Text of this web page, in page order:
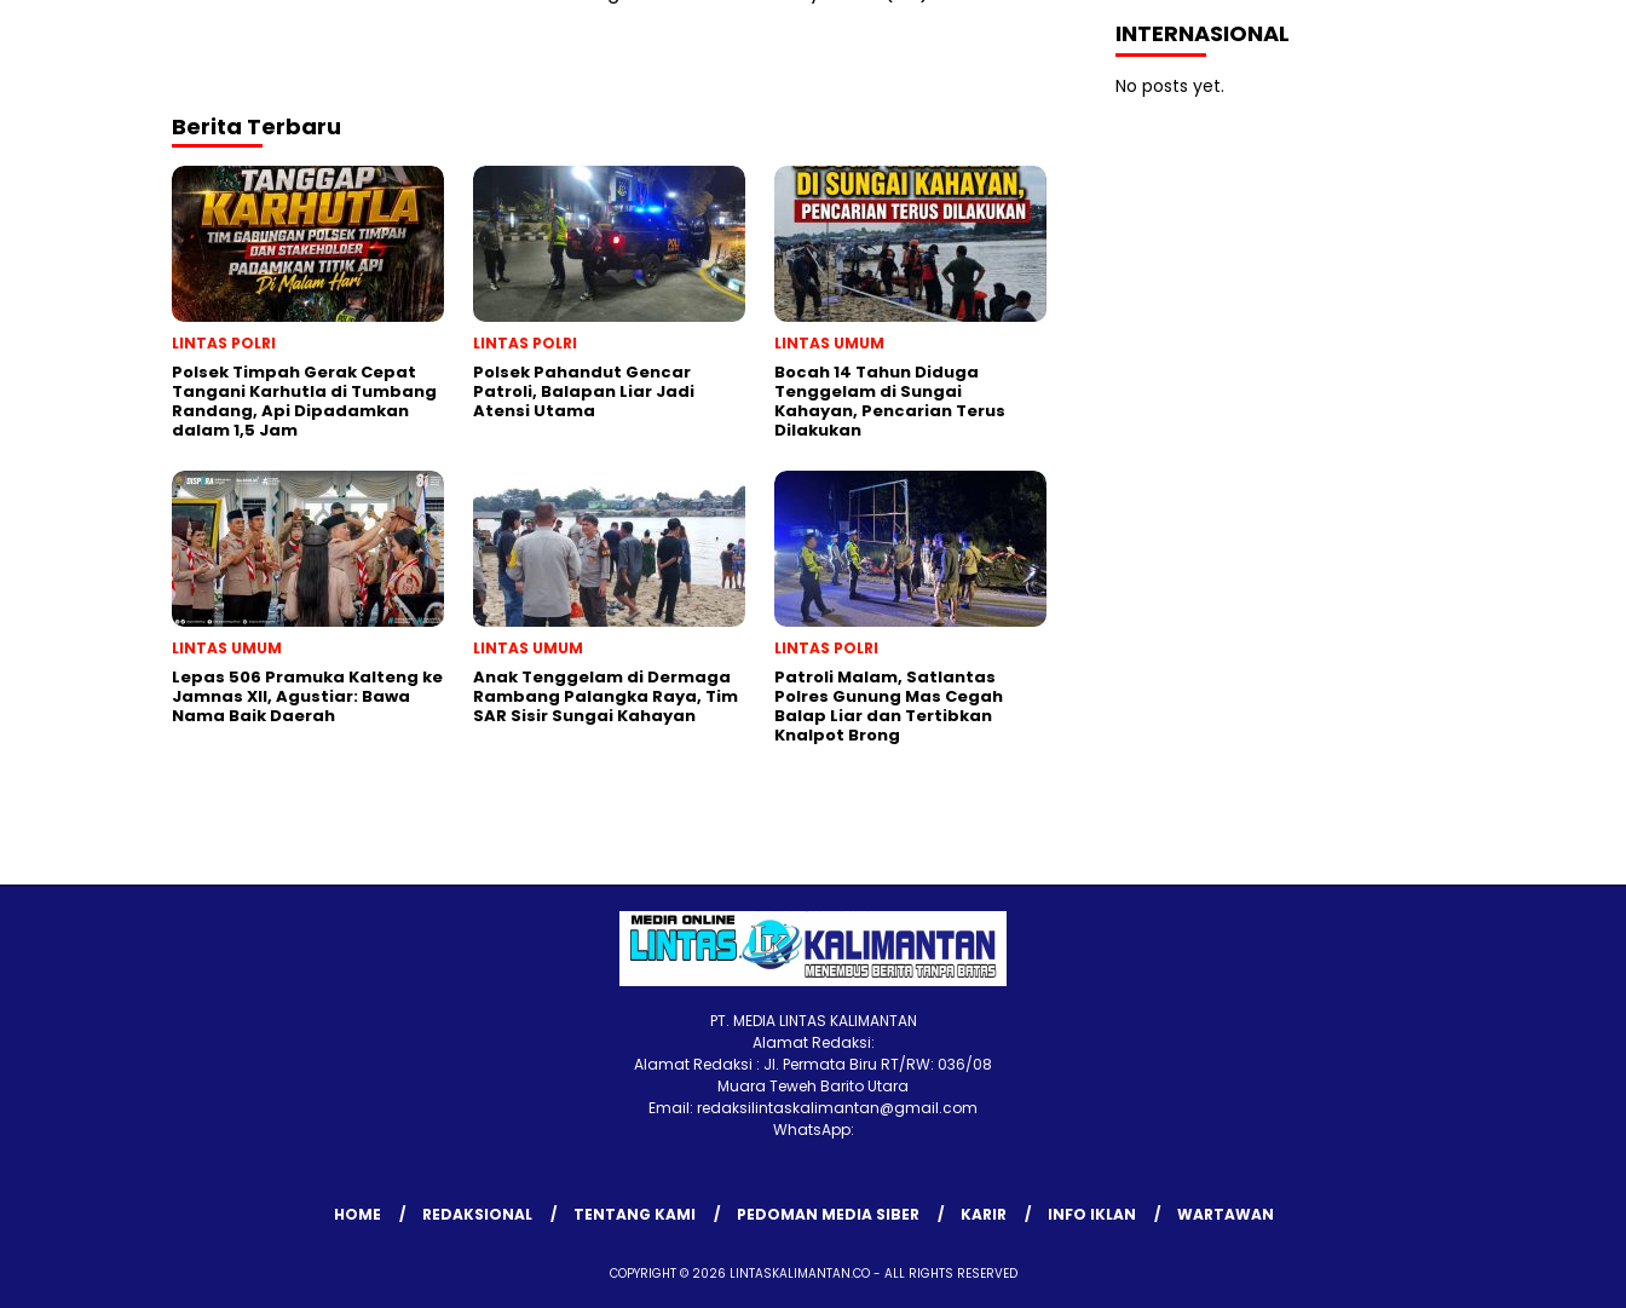
Berita Terbaru
LINTAS POLRI
Polsek Timpah Gerak Cepat
Tangani Karhutla di Tumbang
Randang, Api Dipadamkan
dalam 1,5 Jam
LINTAS POLRI
Polsek Pahandut Gencar
Patroli, Balapan Liar Jadi
Atensi Utama
LINTAS UMUM
Bocah 14 Tahun Diduga
Tenggelam di Sungai
Kahayan, Pencarian Terus
Dilakukan
LINTAS UMUM
Lepas 506 Pramuka Kalteng ke
Jamnas XII, Agustiar: Bawa
Nama Baik Daerah
LINTAS UMUM
Anak Tenggelam di Dermaga
Rambang Palangka Raya, Tim
SAR Sisir Sungai Kahayan
LINTAS POLRI
Patroli Malam, Satlantas
Polres Gunung Mas Cegah
Balap Liar dan Tertibkan
Knalpot Brong
INTERNASIONAL
No posts yet.
PT. MEDIA LINTAS KALIMANTAN
Alamat Redaksi:
Alamat Redaksi : Jl. Permata Biru RT/RW: 036/08
Muara Teweh Barito Utara
Email: redaksilintaskalimantan@gmail.com
WhatsApp:
HOME REDAKSIONAL TENTANG KAMI PEDOMAN MEDIA SIBER KARIR INFO IKLAN WARTAWAN
COPYRIGHT © 2026 LINTASKALIMANTAN.CO - ALL RIGHTS RESERVED